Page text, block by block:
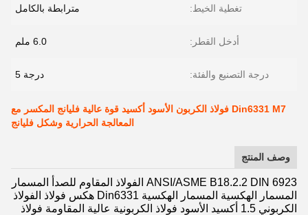
تغطية الخيط: مترابطة بالكامل
أدخل القطر: 6.0 ملم
درجة التصنيع والفئة: درجة 5
Din6331 M7 فولاذ الكربون الأسود أكسيد قوة عالية فليانج المكسر مع
المعالجة الحرارية وشكل فليانج
وصف المنتج
ANSI/ASME B18.2.2 DIN 6923 الفولاذ المقاوم للصدأ المسمار
المسمار الهكسية المسمار الهكسية Din6331 هكس فولاذ الفولاذ
الكربوني 1.5 أكسيد الأسود فولاذ الكربونية عالية المقاومة فولاذ